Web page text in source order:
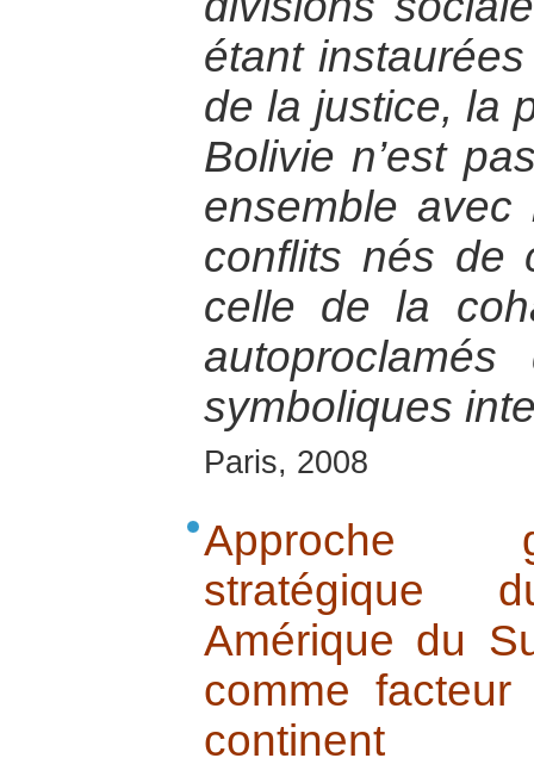
étant
de la justice, la
Bolivie n’est
ensemble
conflits nés de
celle de la
symboliques
Paris, 2008
Approche
stratégique
Amérique du
comme
continent